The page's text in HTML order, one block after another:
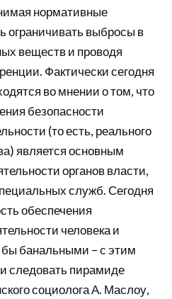
нормативные
ограничивать выбросы в
веществ и проводя
Фактически сегодня
во мнении о том, что
безопасности
(то есть, реального
является основным
органов власти,
служб. Сегодня
обеспечения
человека и
банальными – с этим
следовать пирамиде
социолога А. Маслоу,